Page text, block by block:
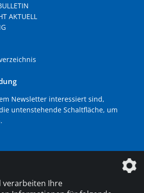
AKTUELL
Newsletter interessiert sind,
untenstehende Schaltfläche, um
GmbH ist ein Unternehmen der
verarbeiten Ihre